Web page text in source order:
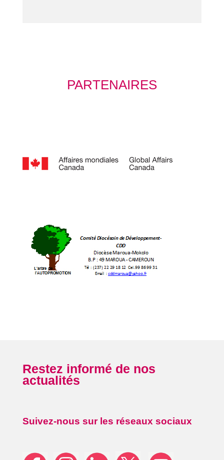
PARTENAIRES
Restez informé de nos
actualités
Suivez-nous sur les réseaux sociaux